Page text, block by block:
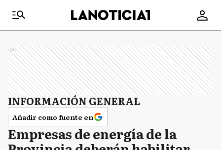
Ads
INFORMACIÓN GENERAL
Añadir como fuente en
Empresas de energía de la